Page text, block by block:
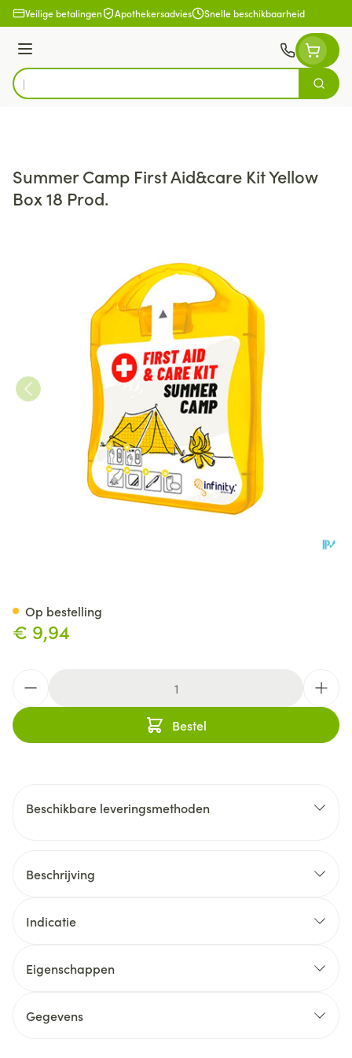
Ga naar de inhoud
Veilige betalingen Apothekersadvies Snelle beschikbaarheid
Menu
Product, merk, categorie...
Zoek
Summer Camp First Aid&care Kit Yellow
Box 18 Prod.
€ 9,94
Bestel
Op bestelling
Beschikbare leveringsmethoden
Beschrijving
Indicatie
Eigenschappen
Gegevens